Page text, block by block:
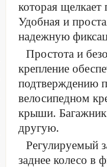
которая
Удобная и
надежную
Простота и
крепление
подтверждению
велосипедном
крыши. Багажник
другую.
Регулируемый
заднее колесо в